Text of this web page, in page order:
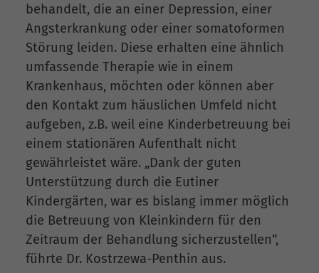
behandelt, die an einer Depression, einer
Angsterkrankung oder einer somatoformen
Störung leiden. Diese erhalten eine ähnlich
umfassende Therapie wie in einem
Krankenhaus, möchten oder können aber
den Kontakt zum häuslichen Umfeld nicht
aufgeben, z.B. weil eine Kinderbetreuung bei
einem stationären Aufenthalt nicht
gewährleistet wäre. „Dank der guten
Unterstützung durch die Eutiner
Kindergärten, war es bislang immer möglich
die Betreuung von Kleinkindern für den
Zeitraum der Behandlung sicherzustellen“,
führte Dr. Kostrzewa-Penthin aus.